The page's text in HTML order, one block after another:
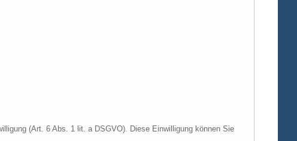
(Art. 6 Abs. 1 lit. a DSGVO). Diese Einwilligung können Sie